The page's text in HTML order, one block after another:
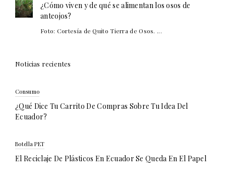
¿Cómo viven y de qué se alimentan los osos de
anteojos?
Foto: Cortesía de Quito Tierra de Osos. ...
Noticias recientes
Consumo
¿Qué Dice Tu Carrito De Compras Sobre Tu Idea Del
Ecuador?
Botella PET
El Reciclaje De Plásticos En Ecuador Se Queda En El Papel